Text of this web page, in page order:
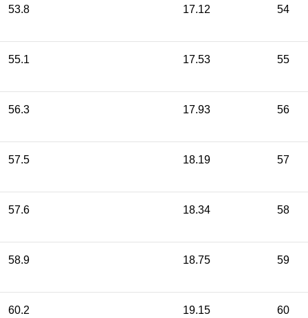
53.8 17.12 54
55.1 17.53 55
56.3 17.93 56
57.5 18.19 57
57.6 18.34 58
58.9 18.75 59
60.2 19.15 60